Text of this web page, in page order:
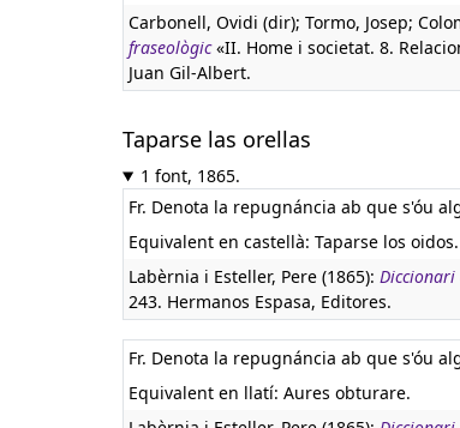
Carbonell, Ovidi (dir); Tormo, Josep;
fraseològic«II. Home i societat. 8.
Juan Gil-Albert.
Taparse las orellas
1 font, 1865.
Fr. Denota la repugnáncia ab que s'óu
Equivalent en castellà: Taparse los oidos.
Labèrnia i Esteller, Pere (1865):
243. Hermanos Espasa, Editores.
Fr. Denota la repugnáncia ab que s'óu
Equivalent en llatí: Aures obturare.